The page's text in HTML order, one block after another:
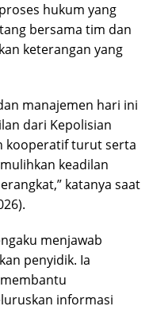
hukum yang
bersama tim dan
keterangan yang
manajemen hari ini
dari Kepolisian
kooperatif turut serta
keadilan
katanya saat
menjawab
penyidik. Ia
informasi